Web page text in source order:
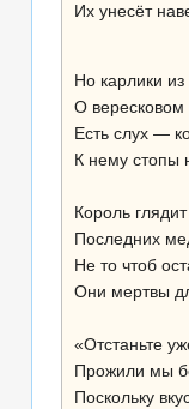
Их унесёт
Но карлики
О вересковом
Есть слух —
К нему стопы
Король
Последних
Не то чтоб
Они мертвы
«Отстаньте
Прожили мы
Поскольку